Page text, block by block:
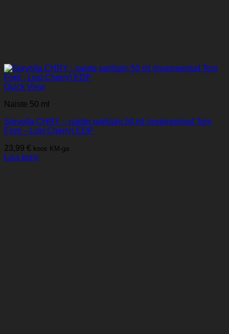
Quick View
Naiste 50 ml
Sorvella CHRY – naiste parfüüm 50 ml (inspireeritud Tom
Ford – Lost Cherry) EDP
23,99 € koos KM-ga
Lisa korvi